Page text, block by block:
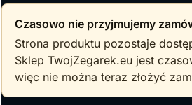
Czasowo nie przyjmujemy
Strona produktu pozostaje
Sklep TwojZegarek.eu jest
więc nie można teraz złożyć